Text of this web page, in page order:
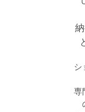
シ
専